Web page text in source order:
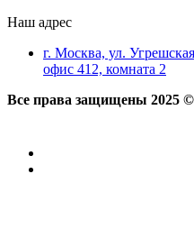
Наш адрес
г. Москва, ул.
офис 412, комната 2
Все права защищены 2025 ©